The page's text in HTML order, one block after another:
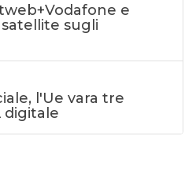
e
sugli
l'Ue vara tre
digitale